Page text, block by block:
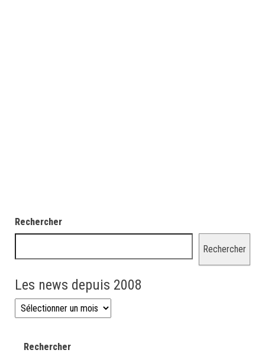
Rechercher
Rechercher
Les news depuis 2008
Les news depuis 2008
Rechercher